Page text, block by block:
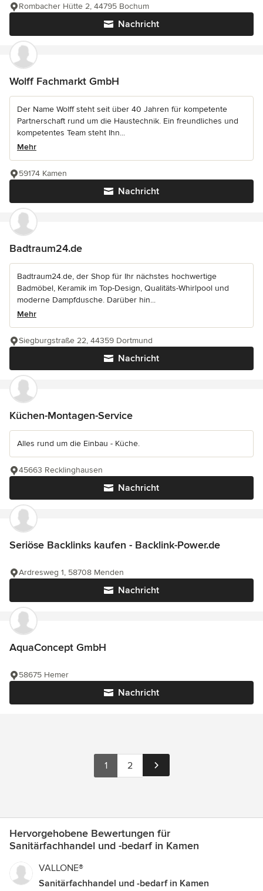
Nachricht
Rombacher Hütte 2, 44795 Bochum
Wolff Fachmarkt GmbH
Der Name Wolff steht seit über 40 Jahren für kompetente
Partnerschaft rund um die Haustechnik. Ein freundliches und
kompetentes Team steht Ihn...
Mehr
Nachricht
59174 Kamen
Badtraum24.de
Badtraum24.de, der Shop für Ihr nächstes hochwertige
Badmöbel, Keramik im Top-Design, Qualitäts-Whirlpool und
moderne Dampfdusche. Darüber hin...
Mehr
Nachricht
Siegburgstraße 22, 44359 Dortmund
Küchen-Montagen-Service
Alles rund um die Einbau - Küche.
Nachricht
45663 Recklinghausen
Seriöse Backlinks kaufen - Backlink-Power.de
Nachricht
Ardresweg 1, 58708 Menden
AquaConcept GmbH
Nachricht
58675 Hemer
1 2
Hervorgehobene Bewertungen für
Sanitärfachhandel und -bedarf in Kamen
VALLONE®
Sanitärfachhandel und -bedarf in Kamen